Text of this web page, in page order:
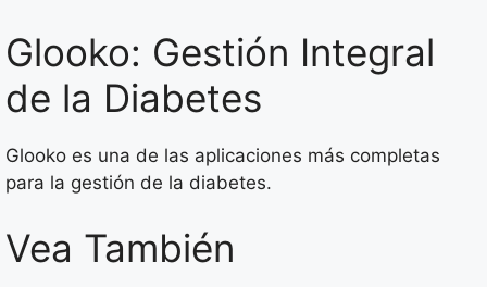
Glooko: Gestión Integral
de la Diabetes
Glooko es una de las aplicaciones más completas
para la gestión de la diabetes.
Vea También